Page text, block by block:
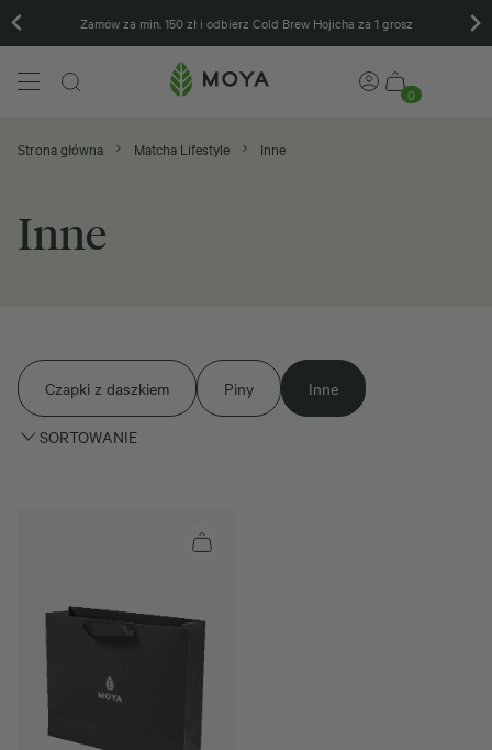
Zamów za min. 150 zł i odbierz Cold Brew Hojicha za 1 grosz
0
Strona główna Matcha Lifestyle Inne
Inne
Czapki z daszkiem Piny Inne
SORTOWANIE